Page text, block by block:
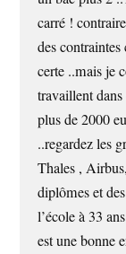
carré !
des
certe ..mais je
travaillent dans
plus de 2000
..regardez les
Thales ,
diplômes et
l’école à 33
est une bonne